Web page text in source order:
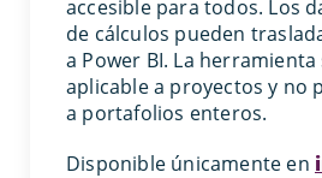
accesible para todos. Los
de cálculos pueden
a Power BI. La herramienta
aplicable a proyectos y no
a portafolios enteros.
Disponible únicamente en